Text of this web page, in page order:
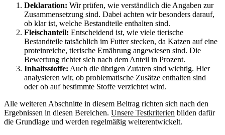
Deklaration: Wir prüfen, wie verständlich die Angaben zur
Zusammensetzung sind. Dabei achten wir besonders darauf,
ob klar ist, welche Bestandteile enthalten sind.
Fleischanteil: Entscheidend ist, wie viele tierische
Bestandteile tatsächlich im Futter stecken, da Katzen auf eine
proteinreiche, tierische Ernährung angewiesen sind. Die
Bewertung richtet sich nach dem Anteil in Prozent.
Inhaltsstoffe: Auch die übrigen Zutaten sind wichtig. Hier
analysieren wir, ob problematische Zusätze enthalten sind
oder ob auf bestimmte Stoffe verzichtet wird.
Alle weiteren Abschnitte in diesem Beitrag richten sich nach den
Ergebnissen in diesen Bereichen. Unsere Testkriterien bilden dafür
die Grundlage und werden regelmäßig weiterentwickelt.